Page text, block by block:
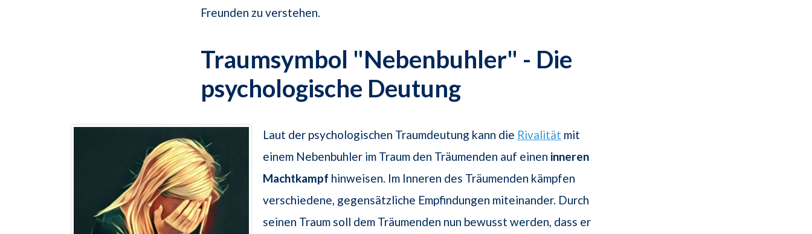
Freunden zu verstehen.
Traumsymbol "Nebenbuhler" - Die
psychologische Deutung
Laut der psychologischen Traumdeutung kann die Rivalität mit
einem Nebenbuhler im Traum den Träumenden auf einen inneren
Machtkampf hinweisen. Im Inneren des Träumenden kämpfen
verschiedene, gegensätzliche Empfindungen miteinander. Durch
seinen Traum soll dem Träumenden nun bewusst werden, dass er